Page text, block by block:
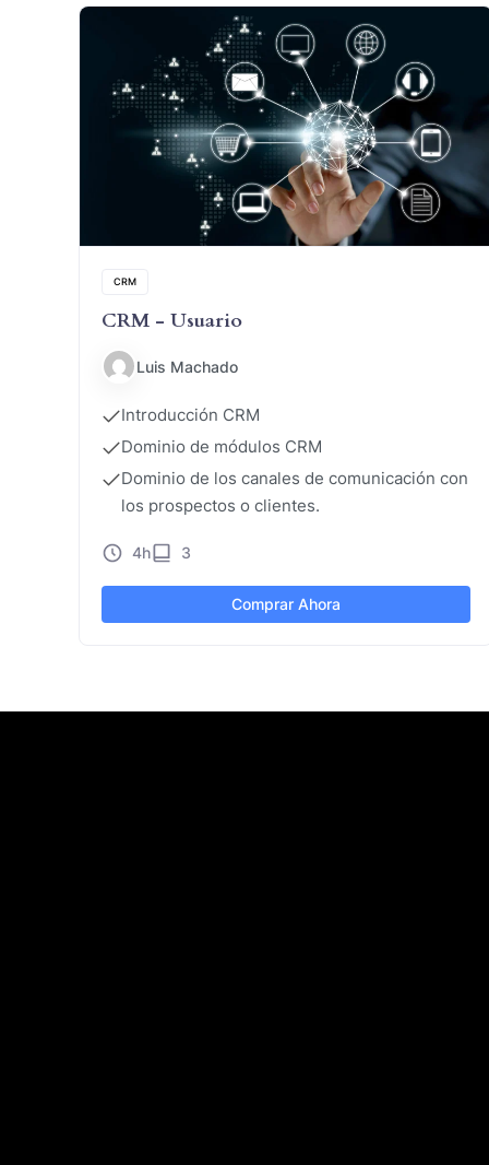
CRM
CRM - Usuario
Luis Machado
Introducción CRM
Dominio de módulos CRM
Dominio de los canales de comunicación con
los prospectos o clientes.
4h 3
Comprar Ahora